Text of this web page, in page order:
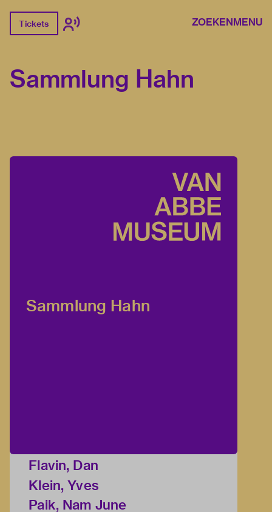
Tickets ZOEKENMENU
Sammlung Hahn
Sammlung Hahn
Flavin, Dan
Klein, Yves
Paik, Nam June